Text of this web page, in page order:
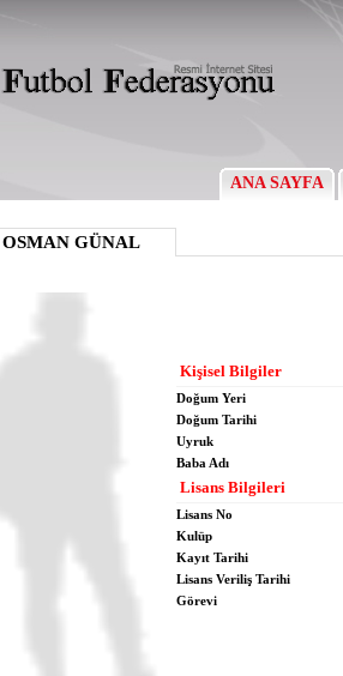
ANA SAYFA
OSMAN GÜNAL
Kişisel Bilgiler
Doğum Yeri
Doğum Tarihi
Uyruk
Baba Adı
Lisans Bilgileri
Lisans No
Kulüp
Kayıt Tarihi
Lisans Veriliş Tarihi
Görevi